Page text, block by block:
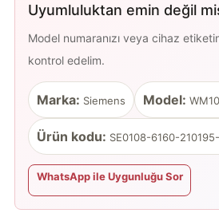
Uyumluluktan emin değil
Model numaranızı veya cihaz
kontrol edelim.
Marka: Siemens Model:
Ürün kodu: SE0108-6160-
WhatsApp ile Uygunluğu Sor